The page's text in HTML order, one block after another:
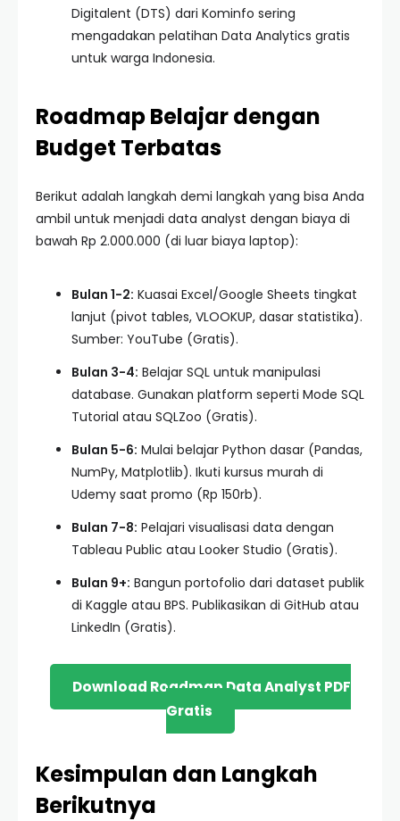
Digitalent (DTS) dari Kominfo sering
mengadakan pelatihan Data Analytics gratis
untuk warga Indonesia.
Roadmap Belajar dengan
Budget Terbatas
Berikut adalah langkah demi langkah yang bisa Anda
ambil untuk menjadi data analyst dengan biaya di
bawah Rp 2.000.000 (di luar biaya laptop):
Bulan 1-2: Kuasai Excel/Google Sheets tingkat
lanjut (pivot tables, VLOOKUP, dasar statistika).
Sumber: YouTube (Gratis).
Bulan 3-4: Belajar SQL untuk manipulasi
database. Gunakan platform seperti Mode SQL
Tutorial atau SQLZoo (Gratis).
Bulan 5-6: Mulai belajar Python dasar (Pandas,
NumPy, Matplotlib). Ikuti kursus murah di
Udemy saat promo (Rp 150rb).
Bulan 7-8: Pelajari visualisasi data dengan
Tableau Public atau Looker Studio (Gratis).
Bulan 9+: Bangun portofolio dari dataset publik
di Kaggle atau BPS. Publikasikan di GitHub atau
LinkedIn (Gratis).
Download Roadmap Data Analyst PDF
Gratis
Kesimpulan dan Langkah
Berikutnya